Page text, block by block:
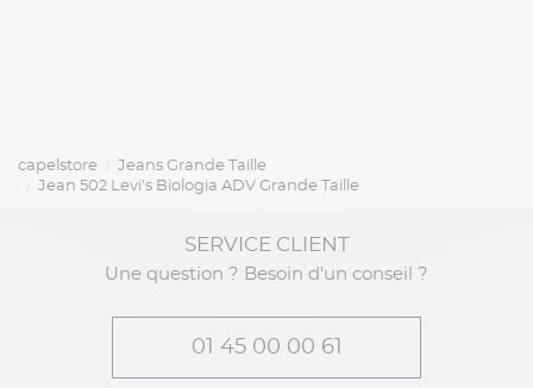
capelstore
Jeans Grande Taille
Jean 502 Levi's Biologia ADV Grande Taille
SERVICE CLIENT
Une question ? Besoin d'un conseil ?
01 45 00 00 61